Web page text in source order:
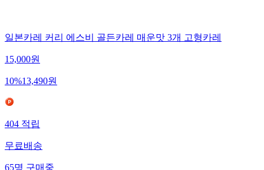
일본카레 커리 에스비 골든카레 매운맛 3개 고형카레
15,000원
10%13,490원
404 적립
무료배송
65명 구매중